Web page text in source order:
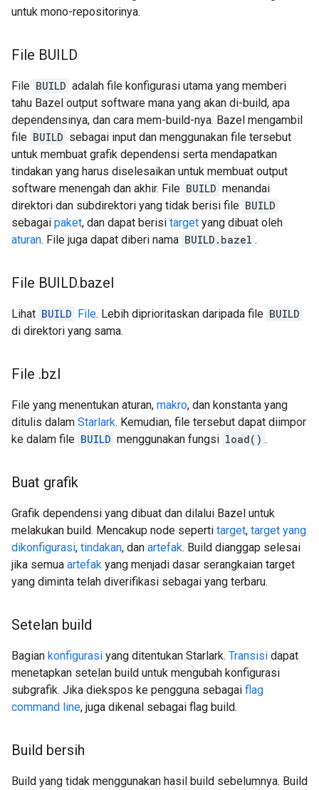
untuk mono-repositorinya.
File BUILD
File BUILD adalah file konfigurasi utama yang memberi
tahu Bazel output software mana yang akan di-build, apa
dependensinya, dan cara mem-build-nya. Bazel mengambil
file BUILD sebagai input dan menggunakan file tersebut
untuk membuat grafik dependensi serta mendapatkan
tindakan yang harus diselesaikan untuk membuat output
software menengah dan akhir. File BUILD menandai
direktori dan subdirektori yang tidak berisi file BUILD
sebagai paket, dan dapat berisi target yang dibuat oleh
aturan. File juga dapat diberi nama BUILD.bazel .
File BUILD.bazel
Lihat BUILD File. Lebih diprioritaskan daripada file BUILD
di direktori yang sama.
File .bzl
File yang menentukan aturan, makro, dan konstanta yang
ditulis dalam Starlark. Kemudian, file tersebut dapat diimpor
ke dalam file BUILD menggunakan fungsi load() .
Buat grafik
Grafik dependensi yang dibuat dan dilalui Bazel untuk
melakukan build. Mencakup node seperti target, target yang
dikonfigurasi, tindakan, dan artefak. Build dianggap selesai
jika semua artefak yang menjadi dasar serangkaian target
yang diminta telah diverifikasi sebagai yang terbaru.
Setelan build
Bagian konfigurasi yang ditentukan Starlark. Transisi dapat
menetapkan setelan build untuk mengubah konfigurasi
subgrafik. Jika diekspos ke pengguna sebagai flag
command line, juga dikenal sebagai flag build.
Build bersih
Build yang tidak menggunakan hasil build sebelumnya. Build